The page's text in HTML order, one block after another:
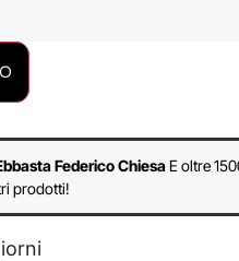
Federico ChiesaE oltre
prodotti!